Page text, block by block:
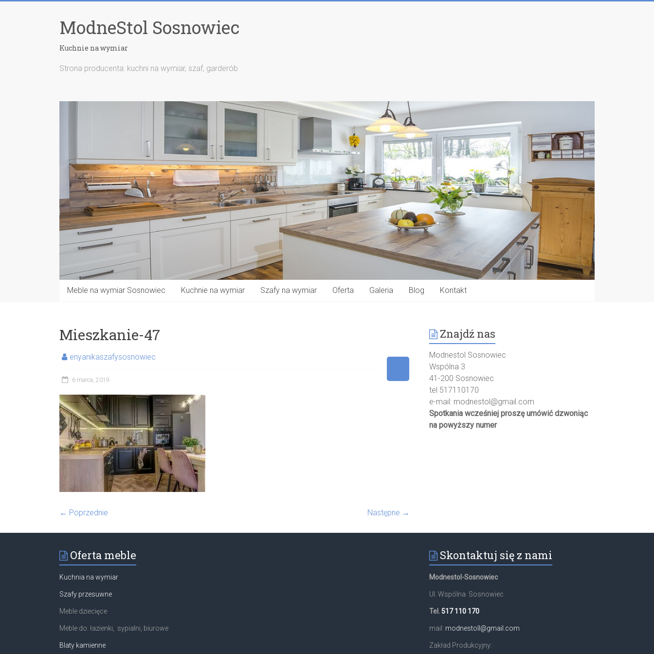
ModneStol Sosnowiec
Kuchnie na wymiar
Strona producenta: kuchni na wymiar, szaf, garderób
Meble na wymiar Sosnowiec Kuchnie na wymiar Szafy na wymiar Oferta Galeria Blog Kontakt
Mieszkanie-47
enyanikaszafysosnowiec
6 marca, 2019
← Poprzednie Następne →
Znajdź nas
Modnestol Sosnowiec
Wspólna 3
41-200 Sosnowiec
tel 517110170
e-mail: modnestol@gmail.com
Spotkania wcześniej proszę umówić dzwoniąc
na powyższy numer
Oferta meble
Kuchnia na wymiar
Szafy przesuwne
Meble dziecięce
Meble do: łazienki, sypialni, biurowe
Blaty kamienne
Skontaktuj się z nami
Modnestol-Sosnowiec
Ul. Wspólna Sosnowiec
Tel. 517 110 170
mail: modnestoll@gmail.com
Zakład Produkcyjny: